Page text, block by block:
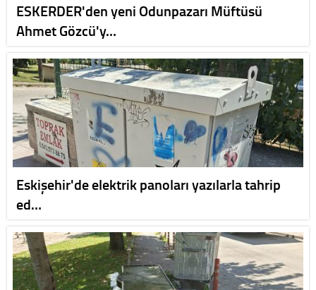
ESKERDER'den yeni Odunpazarı Müftüsü
Ahmet Gözcü'y…
Eskişehir'de elektrik panoları yazılarla tahrip
ed…